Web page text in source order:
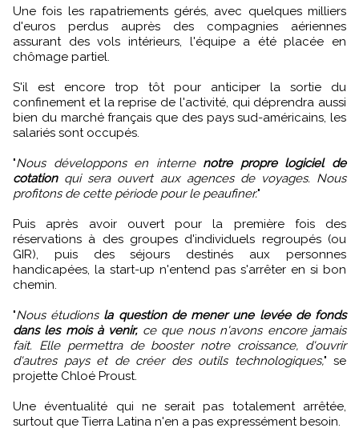
Une fois les rapatriements gérés, avec quelques milliers
d'euros perdus auprès des compagnies aériennes
assurant des vols intérieurs, l'équipe a été placée en
chômage partiel.
S'il est encore trop tôt pour anticiper la sortie du
confinement et la reprise de l'activité, qui déprendra aussi
bien du marché français que des pays sud-américains, les
salariés sont occupés.
"Nous développons en interne notre propre logiciel de
cotationqui sera ouvert aux agences de voyages. Nous
profitons de cette période pour le peaufiner."
Puis après avoir ouvert pour la première fois des
réservations à des groupes d'individuels regroupés (ou
GIR), puis des séjours destinés aux personnes
handicapées, la start-up n'entend pas s'arrêter en si bon
chemin.
"Nous étudions la question de mener une levée de fonds
dans les mois à venir,ce que nous n'avons encore jamais
fait. Elle permettra de booster notre croissance, d'ouvrir
d'autres pays et de créer des outils technologiques," se
projette Chloé Proust.
Une éventualité qui ne serait pas totalement arrêtée,
surtout que Tierra Latina n'en a pas expressément besoin.